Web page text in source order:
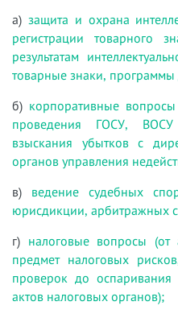
а) защита и охрана
регистрации
результатам
товарные знаки, программы
б) корпоративные
проведения ГОСУ,
взыскания убытков с
органов управления
в) ведение судебных
юрисдикции, арбитражных
г) налоговые вопросы (от
предмет налоговых
проверок до оспаривания
актов налоговых органов);